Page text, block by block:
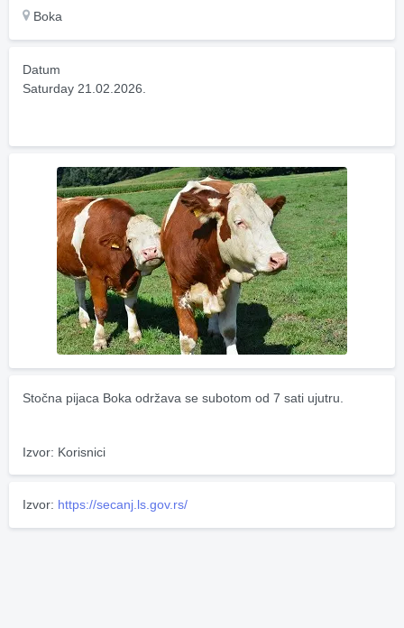
Boka
Datum
Saturday 21.02.2026.
Stočna pijaca Boka održava se subotom od 7 sati ujutru.
Izvor: Korisnici
Izvor: https://secanj.ls.gov.rs/